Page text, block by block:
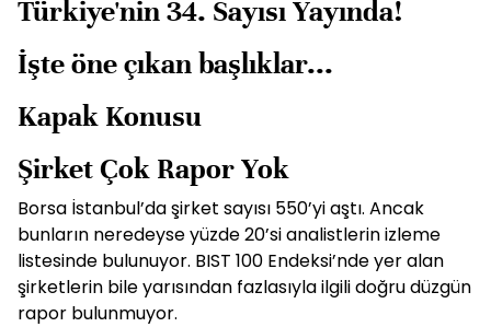
Türkiye'nin 34. Sayısı Yayında!
İşte öne çıkan başlıklar...
Kapak Konusu
Şirket Çok Rapor Yok
Borsa İstanbul’da şirket sayısı 550’yi aştı. Ancak
bunların neredeyse yüzde 20’si analistlerin izleme
listesinde bulunuyor. BIST 100 Endeksi’nde yer alan
şirketlerin bile yarısından fazlasıyla ilgili doğru düzgün
rapor bulunmuyor.